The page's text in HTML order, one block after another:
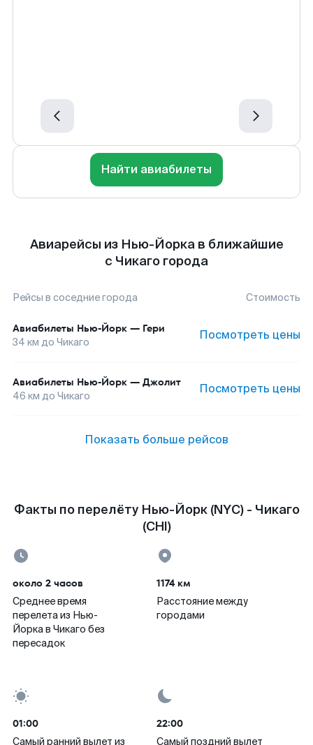
Найти авиабилеты
Авиарейсы из Нью-Йорка в ближайшие
с Чикаго города
Рейсы в соседние города Стоимость
Авиабилеты Нью-Йорк — Гери
34 км до Чикаго Посмотреть цены
Авиабилеты Нью-Йорк — Джолит
46 км до Чикаго Посмотреть цены
Показать больше рейсов
Факты по перелёту Нью-Йорк (NYC) - Чикаго
(CHI)
около 2 часов
Среднее время
перелета из Нью-
Йорка в Чикаго без
пересадок
1174 км
Расстояние между
городами
01:00
Самый ранний вылет из
22:00
Самый поздний вылет